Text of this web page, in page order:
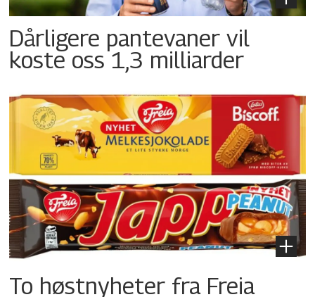
Dårligere pantevaner vil
koste oss 1,3 milliarder
To høstnyheter fra Freia